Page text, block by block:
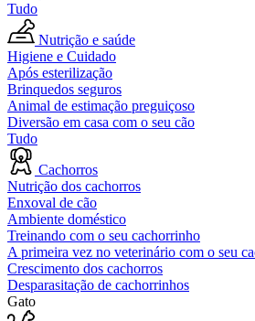
Tudo
Nutrição e saúde
Higiene e Cuidado
Após esterilização
Brinquedos seguros
Animal de estimação preguiçoso
Diversão em casa com o seu cão
Tudo
Cachorros
Nutrição dos cachorros
Enxoval de cão
Ambiente doméstico
Treinando com o seu cachorrinho
A primeira vez no veterinário com o seu
Crescimento dos cachorros
Desparasitação de cachorrinhos
Gato